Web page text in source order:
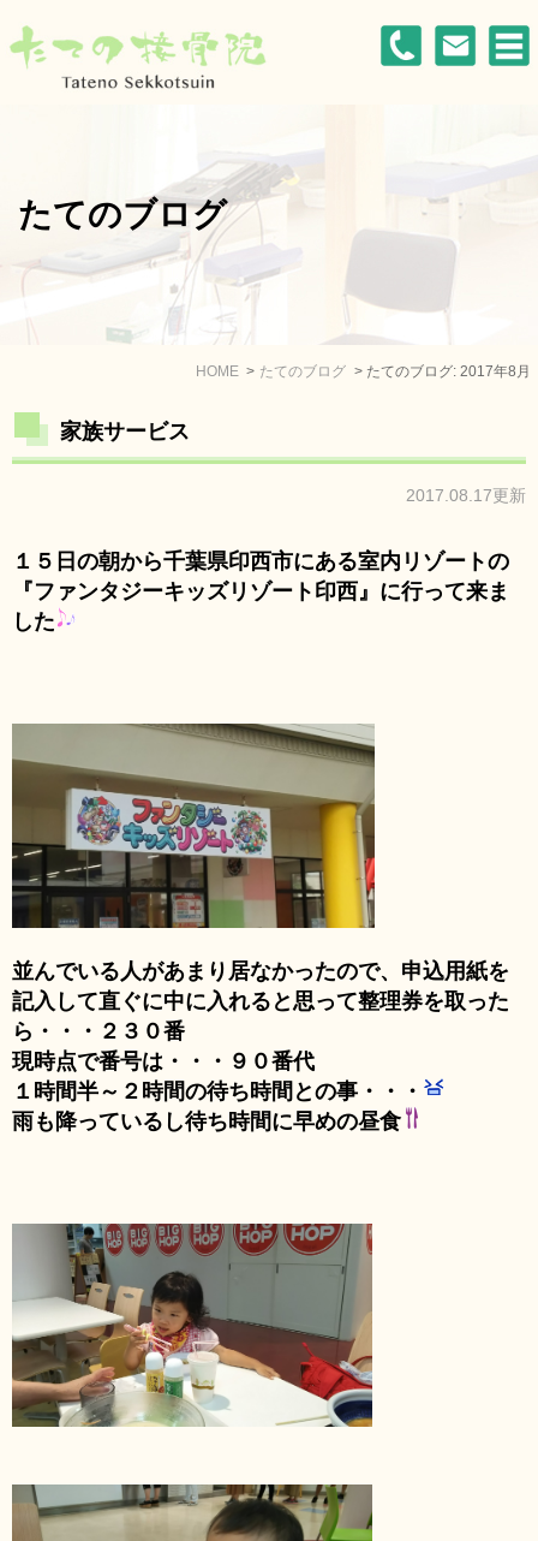
たてのブログ
HOME たてのブログ たてのブログ: 2017年8月
家族サービス
2017.08.17更新
１５日の朝から千葉県印西市にある室内リゾートの
『ファンタジーキッズリゾート印西』に行って来ま
した
並んでいる人があまり居なかったので、申込用紙を
記入して直ぐに中に入れると思って整理券を取った
ら・・・２３０番
現時点で番号は・・・９０番代
１時間半～２時間の待ち時間との事・・・
雨も降っているし待ち時間に早めの昼食